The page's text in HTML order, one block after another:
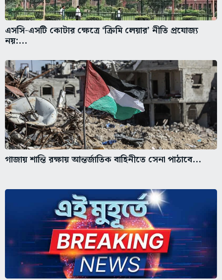
এসসি-এসটি কোটার ক্ষেত্রে ‘ক্রিমি লেয়ার’ নীতি প্রযোজ্য
নয়:...
গাজায় শান্তি রক্ষায় আন্তর্জাতিক বাহিনীতে সেনা পাঠাবে...